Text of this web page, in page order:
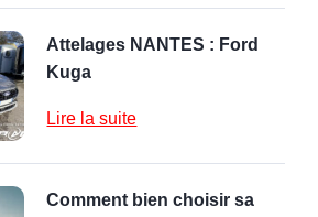
Attelages NANTES : Ford
Kuga
Lire la suite
Comment bien choisir sa